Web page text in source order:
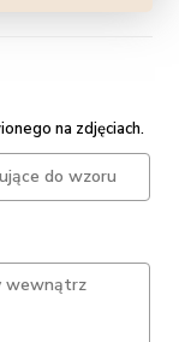
na zdjęciach.